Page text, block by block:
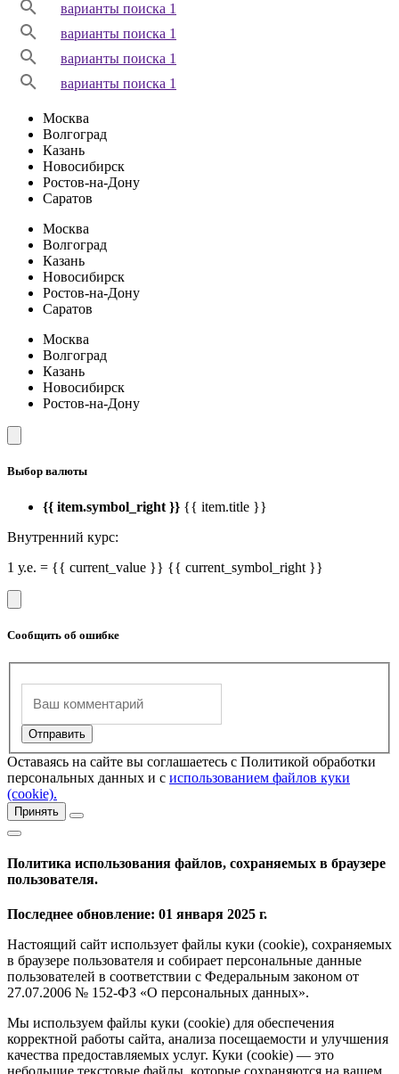
варианты поиска 1
варианты поиска 1
варианты поиска 1
варианты поиска 1
Москва
Волгоград
Казань
Новосибирск
Ростов-на-Дону
Саратов
Москва
Волгоград
Казань
Новосибирск
Ростов-на-Дону
Саратов
Москва
Волгоград
Казань
Новосибирск
Ростов-на-Дону
Выбор валюты
{{ item.symbol_right }} {{ item.title }}
Внутренний курс:
1 у.е. = {{ current_value }} {{ current_symbol_right }}
Сообщить об ошибке
Оставаясь на сайте вы соглашаетесь с Политикой обработки
персональных данных и с использованием файлов куки
(cookie).
Принять
Политика использования файлов, сохраняемых в браузере
пользователя.
Последнее обновление: 01 января 2025 г.
Настоящий сайт использует файлы куки (cookie), сохраняемых
в браузере пользователя и собирает персональные данные
пользователей в соответствии с Федеральным законом от
27.07.2006 № 152-ФЗ «О персональных данных».
Мы используем файлы куки (cookie) для обеспечения
корректной работы сайта, анализа посещаемости и улучшения
качества предоставляемых услуг. Куки (cookie) — это
небольшие текстовые файлы, которые сохраняются на вашем